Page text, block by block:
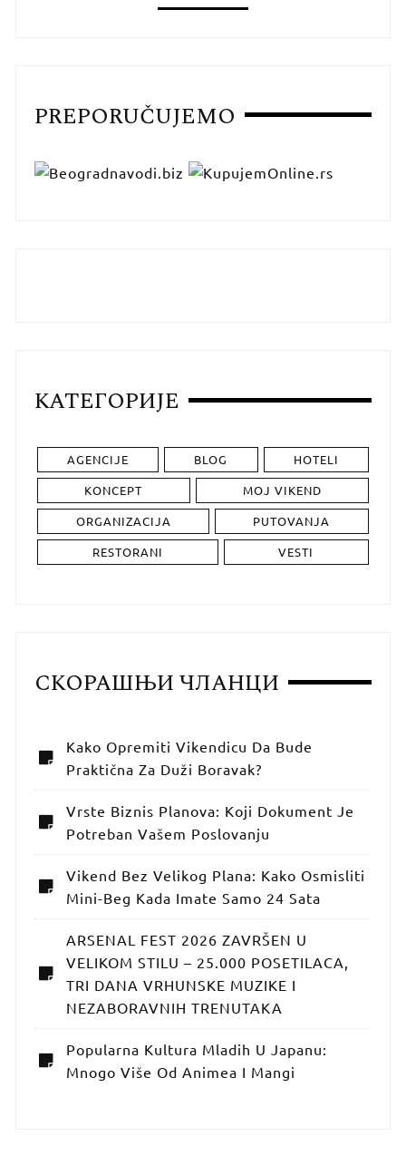
PREPORUČUJEMO
КАТЕГОРИЈЕ
AGENCIJE BLOG
HOTELI
KONCEPT
MOJ VIKEND
ORGANIZACIJA
PUTOVANJA
RESTORANI
VESTI
СКОРАШЊИ ЧЛАНЦИ
Kako Opremiti Vikendicu Da Bude
Praktična Za Duži Boravak?
Vrste Biznis Planova: Koji Dokument Je
Potreban Vašem Poslovanju
Vikend Bez Velikog Plana: Kako Osmisliti
Mini-Beg Kada Imate Samo 24 Sata
ARSENAL FEST 2026 ZAVRŠEN U
VELIKOM STILU – 25.000 POSETILACA,
TRI DANA VRHUNSKE MUZIKE I
NEZABORAVNIH TRENUTAKA
Popularna Kultura Mladih U Japanu:
Mnogo Više Od Animea I Mangi